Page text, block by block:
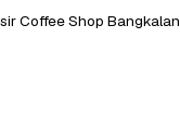
Coffee Shop Bangkalan